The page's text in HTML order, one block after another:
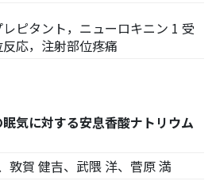
レピタント，ニューロキニン 1 受
応，注射部位疼痛
気に対する安息香酸ナトリウム
敦賀 健吉、武隈 洋、菅原 満